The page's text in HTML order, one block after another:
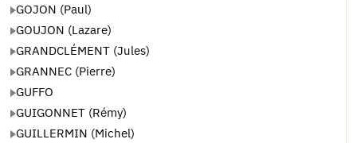
GOJON (Paul)
GOUJON (Lazare)
GRANDCLÉMENT (Jules)
GRANNEC (Pierre)
GUFFO
GUIGONNET (Rémy)
GUILLERMIN (Michel)